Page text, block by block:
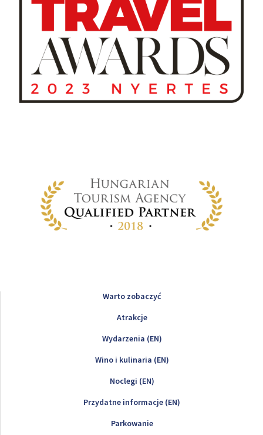
Warto zobaczyć
Atrakcje
Wydarzenia (EN)
Wino i kulinaria (EN)
Noclegi (EN)
Przydatne informacje (EN)
Parkowanie